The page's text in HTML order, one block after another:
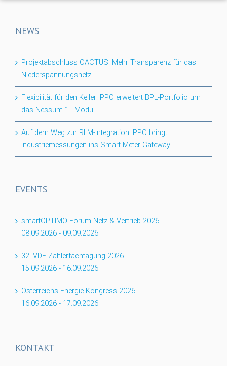
NEWS
Projektabschluss CACTUS: Mehr Transparenz für das
Niederspannungsnetz
Flexibilität für den Keller: PPC erweitert BPL-Portfolio um
das Nessum 1T-Modul
Auf dem Weg zur RLM-Integration: PPC bringt
Industriemessungen ins Smart Meter Gateway
EVENTS
smartOPTIMO Forum Netz & Vertrieb 2026
08.09.2026 - 09.09.2026
32. VDE Zählerfachtagung 2026
15.09.2026 - 16.09.2026
Österreichs Energie Kongress 2026
16.09.2026 - 17.09.2026
KONTAKT